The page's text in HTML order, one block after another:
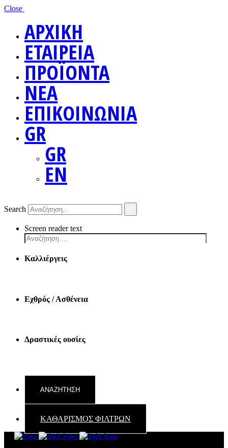
Close
ΑΡΧΙΚΗ
ΕΤΑΙΡΕΙΑ
ΠΡΟΪΟΝΤΑ
ΝΕΑ
ΕΠΙΚΟΙΝΩΝΙΑ
GR
GR
EN
Search
Screen reader text
Καλλιέργεις
Εχθρός / Ασθένεια
Δραστικές ουσίες
ΚΑΘΑΡΙΣΜΟΣ ΦΙΛΤΡΩΝ